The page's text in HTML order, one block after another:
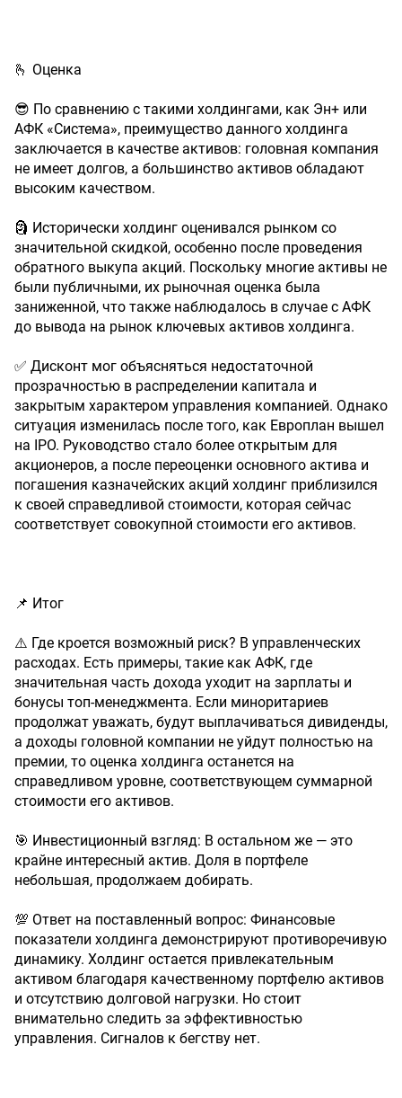
🫰 Оценка
😎 По сравнению с такими холдингами, как Эн+ или
АФК «Система», преимущество данного холдинга
заключается в качестве активов: головная компания
не имеет долгов, а большинство активов обладают
высоким качеством.
🗿 Исторически холдинг оценивался рынком со
значительной скидкой, особенно после проведения
обратного выкупа акций. Поскольку многие активы не
были публичными, их рыночная оценка была
заниженной, что также наблюдалось в случае с АФК
до вывода на рынок ключевых активов холдинга.
✅ Дисконт мог объясняться недостаточной
прозрачностью в распределении капитала и
закрытым характером управления компанией. Однако
ситуация изменилась после того, как Европлан вышел
на IPO. Руководство стало более открытым для
акционеров, а после переоценки основного актива и
погашения казначейских акций холдинг приблизился
к своей справедливой стоимости, которая сейчас
соответствует совокупной стоимости его активов.
📌 Итог
⚠️ Где кроется возможный риск? В управленческих
расходах. Есть примеры, такие как АФК, где
значительная часть дохода уходит на зарплаты и
бонусы топ-менеджмента. Если миноритариев
продолжат уважать, будут выплачиваться дивиденды,
а доходы головной компании не уйдут полностью на
премии, то оценка холдинга останется на
справедливом уровне, соответствующем суммарной
стоимости его активов.
🎯 Инвестиционный взгляд: В остальном же — это
крайне интересный актив. Доля в портфеле
небольшая, продолжаем добирать.
💯 Ответ на поставленный вопрос: Финансовые
показатели холдинга демонстрируют противоречивую
динамику. Холдинг остается привлекательным
активом благодаря качественному портфелю активов
и отсутствию долговой нагрузки. Но стоит
внимательно следить за эффективностью
управления. Сигналов к бегству нет.